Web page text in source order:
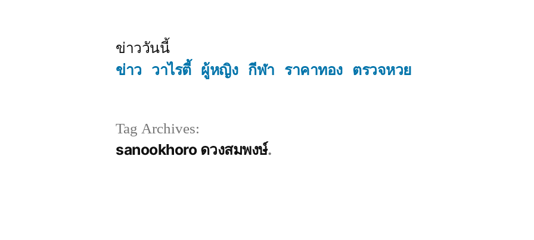
ข่าววันนี้
ข่าว วาไรตี้ ผู้หญิง กีฬา ราคาทอง ตรวจหวย
Tag Archives:
sanookhoro ดวงสมพงษ์